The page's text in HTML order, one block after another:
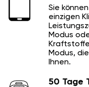
Sie
einzigen
Modus
Modus,
Ihnen.
50 Tage